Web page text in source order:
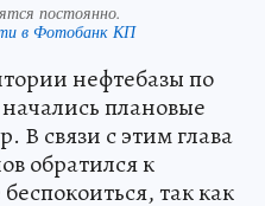
постоянно.
в Фотобанк КП
нефтебазы по
плановые
В связи с этим глава
обратился к
так как